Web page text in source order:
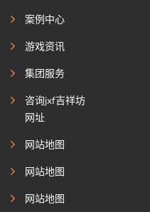
案例中心
游戏资讯
集团服务
咨询jxf吉祥坊
网址
网站地图
网站地图
网站地图